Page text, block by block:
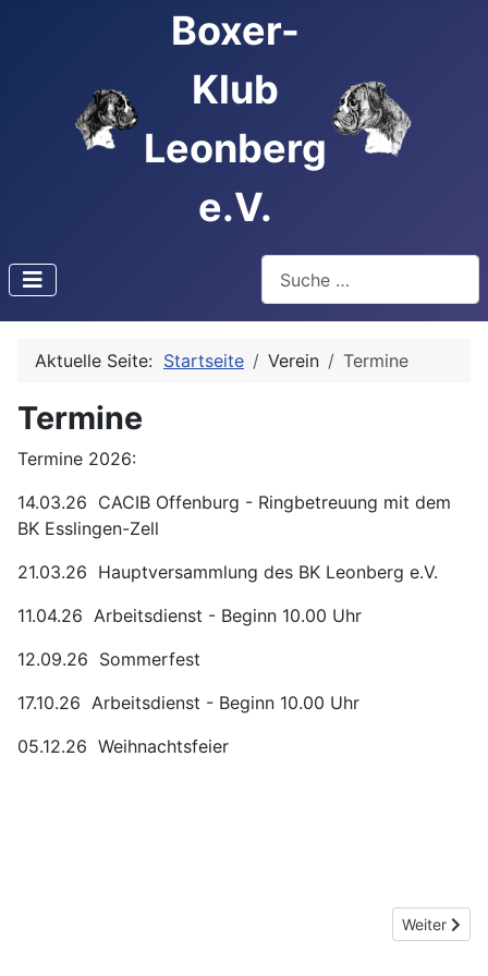
Boxer-
Klub
Leonberg
e.V.
Type 2 or more characters
Aktuelle Seite: Startseite Verein Termine
Termine
Termine 2026:
14.03.26 CACIB Offenburg - Ringbetreuung mit dem
BK Esslingen-Zell
21.03.26 Hauptversammlung des BK Leonberg e.V.
11.04.26 Arbeitsdienst - Beginn 10.00 Uhr
12.09.26 Sommerfest
17.10.26 Arbeitsdienst - Beginn 10.00 Uhr
05.12.26 Weihnachtsfeier
Nächster
Weiter